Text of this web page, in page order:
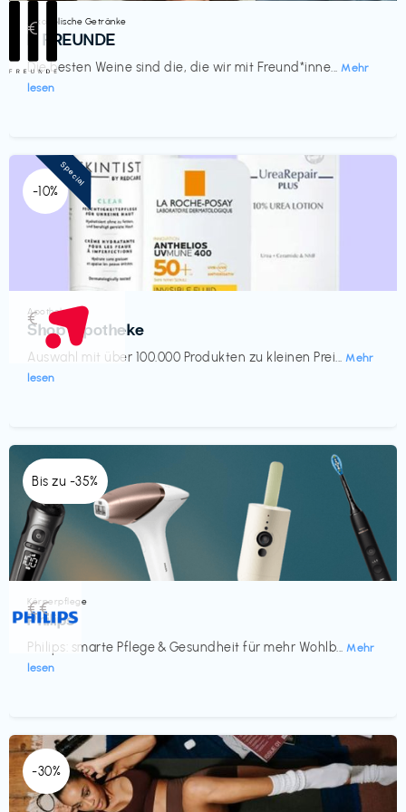
Alkoholische Getränke
III FREUNDE
Die besten Weine sind die, die wir mit Freund*inne... Mehr
lesen
€‎
-10%
Apotheke
Shop Apotheke
Auswahl mit über 100.000 Produkten zu kleinen Prei... Mehr
lesen
€‎
Special
Bis zu -35%
Körperpflege
Philips
Philips: smarte Pflege & Gesundheit für mehr Wohlb... Mehr
lesen
€€‎
-30%